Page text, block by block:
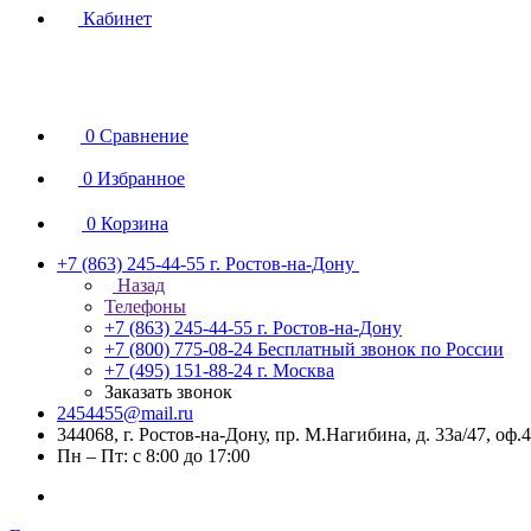
Кабинет
0 Сравнение
0 Избранное
0 Корзина
+7 (863) 245-44-55 г. Ростов-на-Дону
Назад
Телефоны
+7 (863) 245-44-55 г. Ростов-на-Дону
+7 (800) 775-08-24 Бесплатный звонок по России
+7 (495) 151-88-24 г. Москва
Заказать звонок
2454455@mail.ru
344068, г. Ростов-на-Дону, пр. М.Нагибина, д. 33а/47,
Пн – Пт: с 8:00 до 17:00